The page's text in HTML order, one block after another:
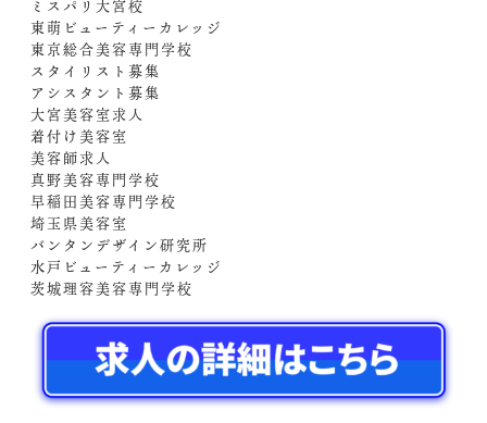
ミスパリ大宮校
東萌ビューティーカレッジ
東京総合美容専門学校
スタイリスト募集
アシスタント募集
大宮美容室求人
着付け美容室
美容師求人
真野美容専門学校
早稲田美容専門学校
埼玉県美容室
バンタンデザイン研究所
水戸ビューティーカレッジ
茨城理容美容専門学校